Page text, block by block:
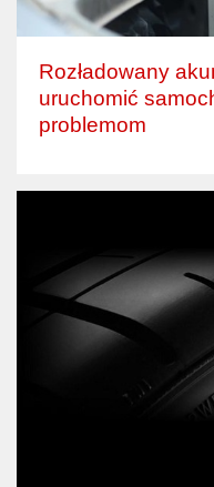
Rozładowany
uruchomić
problemom